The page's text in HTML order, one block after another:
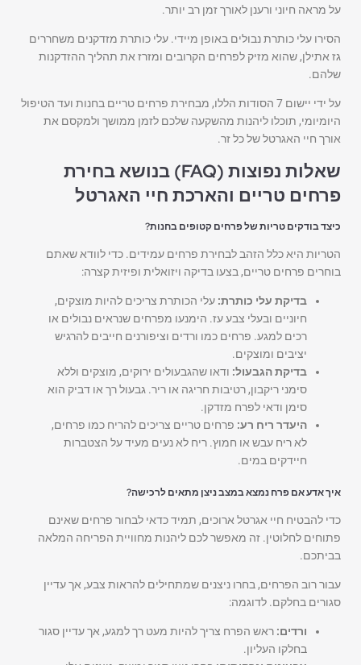
על מראה חיוני ורענן לאורך זמן רב יותר.
הסירו עלי כותרת נבולים באופן מיידי. עלי כותרת מזדקנים משחררים
גז אתילן, שהוא מזיק לפרחים הקרובים ומזרז את תהליך ההזדקנות
שלהם.
על ידי יישום 7 הסודות הללו, מבחירת פרחים טריים בחנות ועד הטיפול
היומיומי, תוכלו ליהנות מהשקעה שלכם לזמן ממושך ולמקסם את
אורך חיי האגרטל של כל זר.
שאלות נפוצות (FAQ) בנושא בחירת
פרחים טריים והארכת חיי האגרטל
כיצד בודקים טריות של פרחים קטופים בחנות?
הטריות היא כלל הזהב לבחירת פרחים עמידים. כדי לוודא שאתם
בוחרים פרחים טריים, בצעו בדיקה ויזואלית ופיזית קצרה:
בדיקת עלי כותרת: עלי הכותרת צריכים להיות מוצקים,
חיוניים ובעלי צבע עז. הימנעו מפרחים שנראים נבולים או
רכים למגע. פרחים כמו ורדים וציפורנים חייבים להרגיש
יציבים ומוצקים.
בדיקת הגבעול: ודאו שהגבעולים ירוקים, מוצקים וללא
סימני ריקבון, רטיבות חריגה או ריר. גבעול רך או דביק הוא
סימן ודאי לפרח מזדקן.
היעדר ריח רע: פרחים טריים צריכים להריח כמו פרחים,
לא ריח עבש או חמוץ. ריח לא נעים מעיד על הצטברות
חיידקים במים.
איך אדע אם פרח נמצא במצב ניצן מתאים לרכישה?
כדי להבטיח חיי אגרטל ארוכים, תמיד כדאי לבחור פרחים שאינם
פתוחים לחלוטין. זה מאפשר לכם ליהנות מחוויית הפריחה המלאה
בביתכם.
עבור רוב הפרחים, בחרו ניצנים שמתחילים להראות צבע, אך עדיין
סגורים בחלקם. לדוגמה:
ורדים: ראש הפרח צריך להיות מעט רך למגע, אך עדיין סגור
בחלקו העליון.